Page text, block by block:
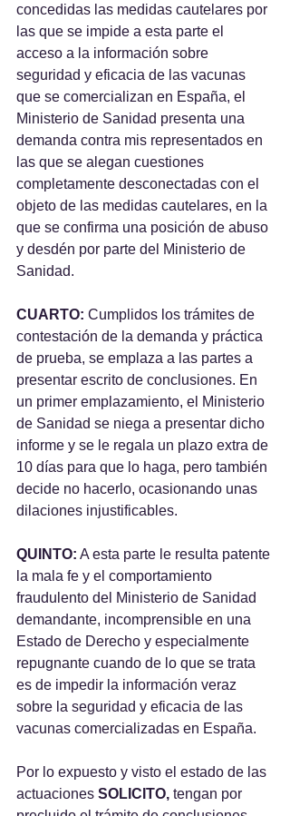
concedidas las medidas cautelares por
las que se impide a esta parte el
acceso a la información sobre
seguridad y eficacia de las vacunas
que se comercializan en España, el
Ministerio de Sanidad presenta una
demanda contra mis representados en
las que se alegan cuestiones
completamente desconectadas con el
objeto de las medidas cautelares, en la
que se confirma una posición de abuso
y desdén por parte del Ministerio de
Sanidad.
CUARTO: Cumplidos los trámites de
contestación de la demanda y práctica
de prueba, se emplaza a las partes a
presentar escrito de conclusiones. En
un primer emplazamiento, el Ministerio
de Sanidad se niega a presentar dicho
informe y se le regala un plazo extra de
10 días para que lo haga, pero también
decide no hacerlo, ocasionando unas
dilaciones injustificables.
QUINTO: A esta parte le resulta patente
la mala fe y el comportamiento
fraudulento del Ministerio de Sanidad
demandante, incomprensible en una
Estado de Derecho y especialmente
repugnante cuando de lo que se trata
es de impedir la información veraz
sobre la seguridad y eficacia de las
vacunas comercializadas en España.
Por lo expuesto y visto el estado de las
actuaciones SOLICITO, tengan por